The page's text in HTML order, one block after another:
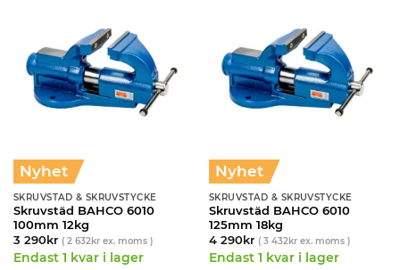
Nyhet
SKRUVSTÄD & SKRUVSTYCKE
Skruvstäd BAHCO 6010
100mm 12kg
3 290kr ( 2 632krex. moms )
Endast 1 kvar i lager
Nyhet
SKRUVSTÄD & SKRUVSTYCKE
Skruvstäd BAHCO 6010
125mm 18kg
4 290kr ( 3 432krex. moms )
Endast 1 kvar i lager